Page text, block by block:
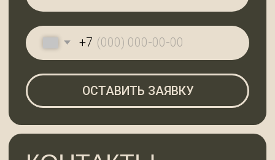
ГЛАВНАЯ
По будням с 9:00 до 18:00
выходной